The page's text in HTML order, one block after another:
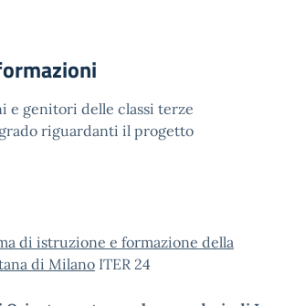
e genitori delle classi terze
riguardanti il progetto
di istruzione e formazione della
di Milano ITER 24